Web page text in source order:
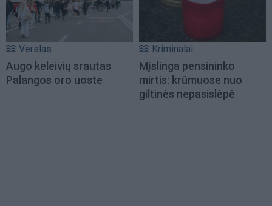
Verslas
Augo keleivių srautas
Palangos oro uoste
Kriminalai
Mįslinga pensininko
mirtis: krūmuose nuo
giltinės nepasislėpė